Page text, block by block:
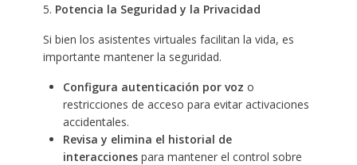
5. Potencia la Seguridad y la Privacidad
Si bien los asistentes virtuales facilitan la vida, es
importante mantener la seguridad.
Configura autenticación por voz o
restricciones de acceso para evitar activaciones
accidentales.
Revisa y elimina el historial de
interaccionespara mantener el control sobre